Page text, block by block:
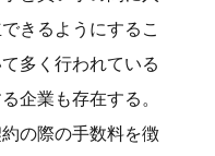
きるようにするこ
多く行われている
企業も存在する。
の際の手数料を徴